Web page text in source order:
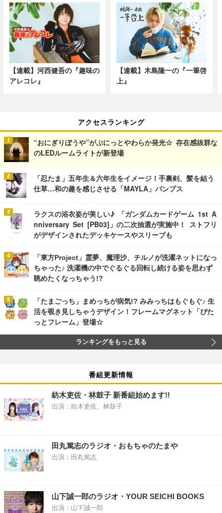
【連載】河西健吾の『趣味の
アレコレ』
【連載】木島隆一の『一筆啓
上』
アクセスランキング
“おにぎりぼうや”がぷにっとやわらか発光☆ 存在感抜群な
のLEDルームライトが新登場
「忍たま」五年生＆六年生をイメージ！手裏剣、髪を結う
仕草…和の趣を感じさせる「MAYLA」パンプス
ラクスの浴衣姿が美しい♪ 「ガンダムカードゲーム 1st A
nniversary Set [PB03]」の二次抽選が実施中！ ストフリ
がデザインされたデッキケースやスリーブも
「東方Project」霊夢、魔理沙、チルノが洗濯ネットになっ
ちゃった♪ 洗濯機の中でぐるぐる回転し続ける姿を思わず
眺めたくなっちゃう!?
「たまごっち」まめっちが病気!? みみっちはもぐもぐ♪ 生
活を覗き見しちゃうデザイン！フレームマグネット「ぴた
っとフレーム」登場☆
ランキングをもっと見る
番組更新情報
紡木吏佐・林鼓子 新番組始めます!!
出演：紡木吏佐、林鼓子
田丸篤志のラジオ・おもちゃのたまや
出演：田丸篤志
山下誠一郎のラジオ・YOUR SEICHI BOOKS
出演：山下誠一郎